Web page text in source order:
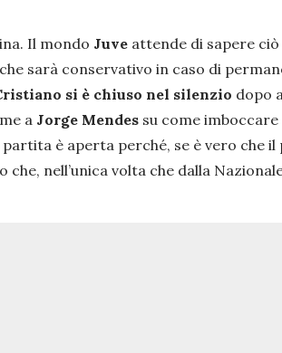
Il mondo Juve attende di sapere
sarà conservativo in caso di
si è chiuso nel silenzio dopo
a Jorge Mendes su come
è aperta perché, se è vero che
nell’unica volta che dalla